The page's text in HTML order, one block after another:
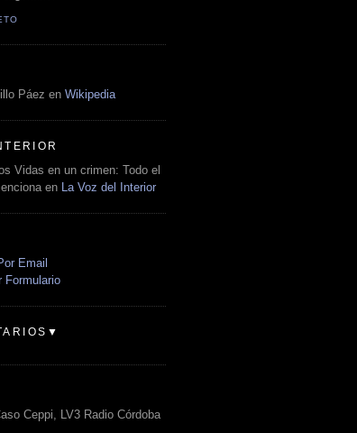
Páez en Wikipedia
Vidas en un crimen: Todo el
en
La Voz del Interior
Email
Formulario
Ceppi, LV3 Radio Córdoba